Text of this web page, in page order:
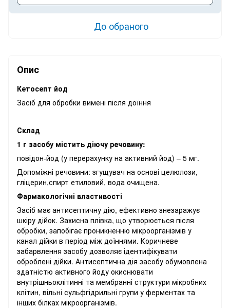
До обраного
Опис
Кетосепт йод
Засіб для обробки вимені після доїння
Склад
1 г засобу містить діючу речовину:
повідон-йод (у перерахунку на активний йод) – 5 мг.
Допоміжні речовини: згущувач на основі целюлози,
гліцерин,спирт етиловий, вода очищена.
Фармакологічні властивості
Засіб має антисептичну дію, ефективно знезаражує
шкіру дійок. Захисна плівка, що утворюється після
обробки, запобігає проникненню мікроорганізмів у
канал дійки в період між доїннями. Коричневе
забарвлення засобу дозволяє ідентифікувати
оброблені дійки. Антисептична дія засобу обумовлена
здатністю активного йоду окиснювати
внутрішньоклітинні та мембранні структури мікробних
клітин, вільні сульфгідрильні групи у ферментах та
інших білках мікроорганізмів.